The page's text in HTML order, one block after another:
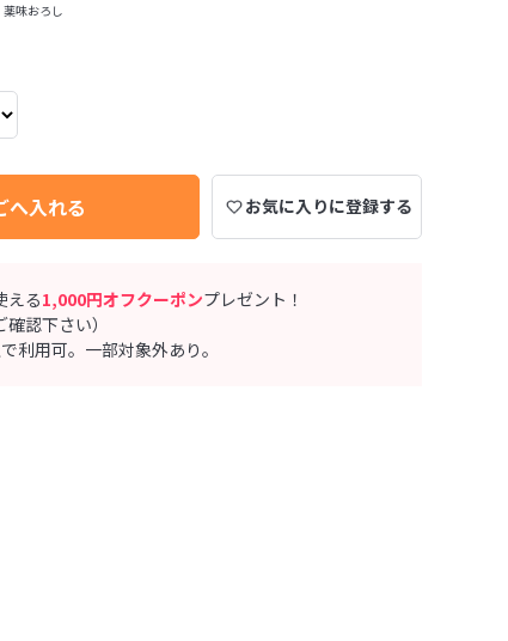
薬味おろし
へ入れる お気に入りに登録する
える1,000円オフクーポンプレゼント！
確認下さい）
利用可。一部対象外あり。